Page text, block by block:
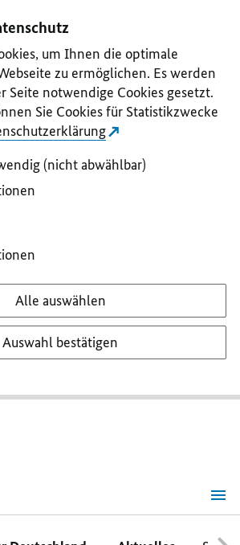
um Ihnen die optimale
zu ermöglichen. Es werden
Seite notwendige Cookies gesetzt.
Sie Cookies für Statistikzwecke
(nicht abwählbar)
Alle auswählen
Auswahl bestätigen